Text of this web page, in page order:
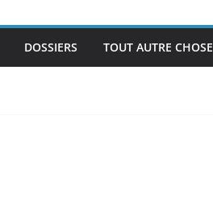
DOSSIERS TOUT AUTRE CHOSE